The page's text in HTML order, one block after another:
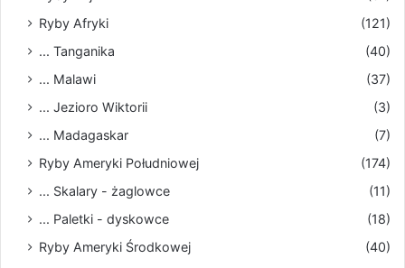
Ryby Afryki
(121)
... Tanganika
(40)
... Malawi
(37)
... Jezioro Wiktorii
(3)
... Madagaskar
(7)
Ryby Ameryki Południowej
(174)
... Skalary - żaglowce
(11)
... Paletki - dyskowce
(18)
Ryby Ameryki Środkowej
(40)